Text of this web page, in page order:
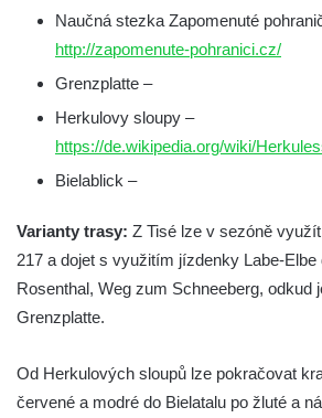
Naučná stezka Zapomenuté
http://zapomenute-pohranici.cz/
Grenzplatte –
Herkulovy sloupy –
https://de.wikipedia.org/wiki/
Bielablick –
Varianty trasy: Z Tisé lze v sezóně
217 a dojet s využitím jízdenky Labe-
Rosenthal, Weg zum Schneeberg, odkud
Grenzplatte.
Od Herkulových sloupů lze pokračovat
červené a modré do Bielatalu po žluté a